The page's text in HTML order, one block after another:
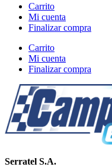
Carrito
Mi cuenta
Finalizar compra
Carrito
Mi cuenta
Finalizar compra
Serratel S.A.